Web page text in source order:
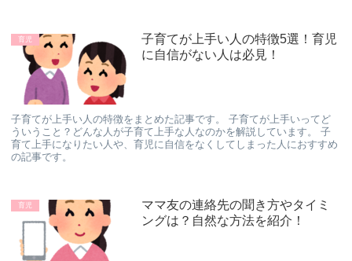
育児
子育てが上手い人の特徴5選！育児
に自信がない人は必見！
子育てが上手い人の特徴をまとめた記事です。 子育てが上手いってど
ういうこと？どんな人が子育て上手な人なのかを解説しています。 子
育て上手になりたい人や、育児に自信をなくしてしまった人におすすめ
の記事です。
育児
ママ友の連絡先の聞き方やタイミ
ングは？自然な方法を紹介！